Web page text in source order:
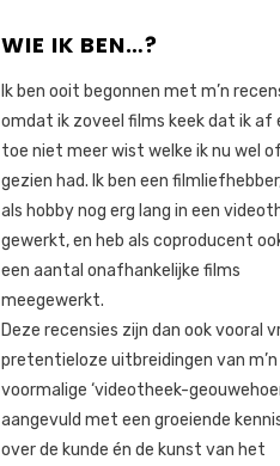
WIE IK BEN…?
Ik ben ooit begonnen met m’n
omdat ik zoveel films keek dat ik af
toe niet meer wist welke ik nu wel
gezien had. Ik ben een
als hobby nog erg lang in een
gewerkt, en heb als coproducent
een aantal onafhankelijke films
meegewerkt.
Deze recensies zijn dan ook vooral
pretentieloze uitbreidingen van m’n
voormalige ‘videotheek-
aangevuld met een groeiende
over de kunde én de kunst van het